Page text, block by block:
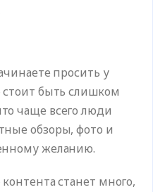
просить у
стоит быть слишком
чаще всего люди
обзоры, фото и
желанию.
станет много,